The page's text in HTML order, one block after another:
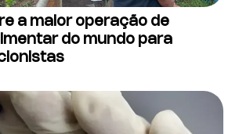
a maior operação de
do mundo para